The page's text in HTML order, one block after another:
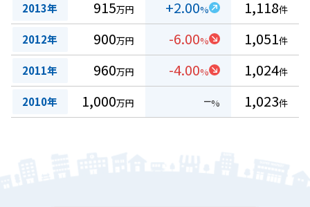
2013年 915万円 +2.00% 1,118件
2012年 900万円 -6.00% 1,051件
2011年 960万円 -4.00% 1,024件
2010年 1,000万円 −% 1,023件